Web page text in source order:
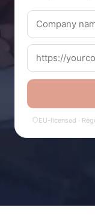
EU-licensed ·